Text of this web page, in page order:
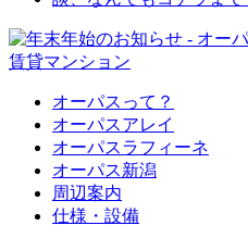
オーパスって？
オーパスアレイ
オーパスラフィーネ
オーパス新潟
周辺案内
仕様・設備